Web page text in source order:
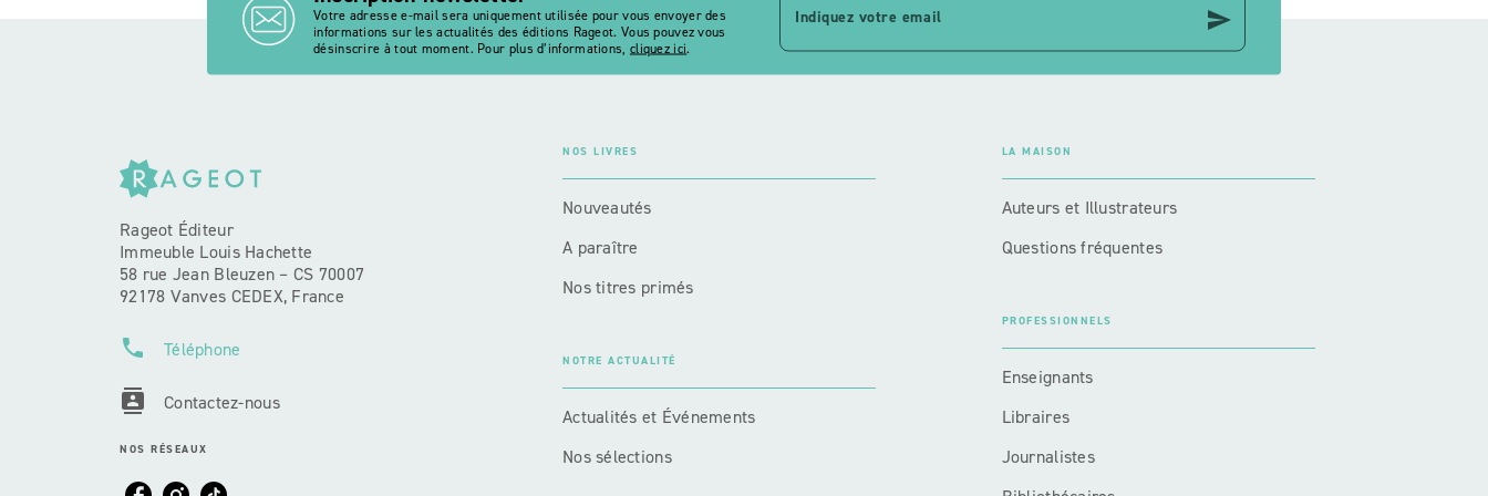
Votre adresse e-mail sera uniquement utilisée pour vous envoyer des
informations sur les actualités des éditions Rageot. Vous pouvez vous
désinscrire à tout moment. Pour plus d’informations, cliquez ici.
Indiquez votre email send
Rageot Éditeur
Immeuble Louis Hachette
58 rue Jean Bleuzen – CS 70007
92178 Vanves CEDEX, France
phone Téléphone
contacts Contactez-nous
NOS RÉSEAUX
NOS LIVRES
Nouveautés
A paraître
Nos titres primés
NOTRE ACTUALITÉ
Actualités et Événements
Nos sélections
LA MAISON
Auteurs et Illustrateurs
Questions fréquentes
PROFESSIONNELS
Enseignants
Libraires
Journalistes